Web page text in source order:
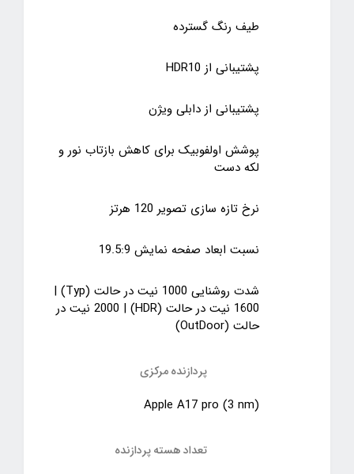
طیف رنگ گسترده
پشتیبانی از HDR10
پشتیبانی از دابلی ویژن
پوشش اولفوبیک برای کاهش بازتاب نور و
لکه دست
نرخ تازه سازی تصویر 120 هرتز
نسبت ابعاد صفحه نمایش 19.5:9
شدت روشنایی 1000 نیت در حالت (Typ) |
1600 نیت در حالت (HDR) | 2000 نیت در
حالت (OutDoor)
پردازنده مرکزی
Apple A17 pro (3 nm)
تعداد هسته پردازنده